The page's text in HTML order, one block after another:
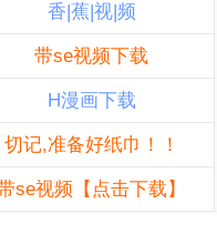
香|蕉|视|频
带se视频下载
H漫画下载
切记,准备好纸巾！！
se视频【点击下载】